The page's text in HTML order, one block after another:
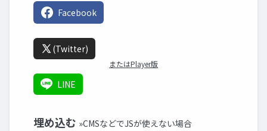
Facebook
(Twitter)
またはPlayer版
LINE
埋め込む »CMSなどでJSが使えない場合